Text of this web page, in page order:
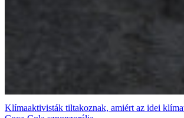
Klímaaktivisták tiltakoznak, amiért az idei